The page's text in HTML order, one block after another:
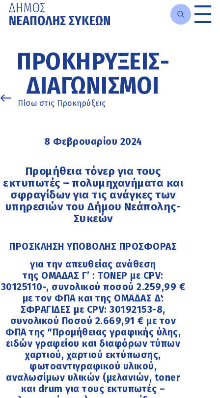
κυρίως
περιεχόμενο
ΠΡΟΚΗΡΎΞΕΙΣ-
ΔΙΑΓΩΝΙΣΜΟΊ
Πίσω στις Προκηρύξεις
8 Φεβρουαρίου 2024
Προμήθεια τόνερ για τους
εκτυπωτές – πολυμηχανήματα και
σφραγίδων για τις ανάγκες των
υπηρεσιών του Δήμου Νεάπολης-
Συκεών
ΠΡΟΣΚΛΗΣΗ ΥΠΟΒΟΛΗΣ ΠΡΟΣΦΟΡΑΣ
για την απευθείας ανάθεση
της ΟΜΑΔΑΣ Γ’ : ΤΟΝΕΡ με CPV:
30125110-, συνολικού ποσού 2.259,99 €
με τον ΦΠΑ και της ΟΜΑΔΑΣ Δ΄:
ΣΦΡΑΓΙΔΕΣ με CPV: 30192153-8,
συνολικού Ποσού 2.669,91 € με τον
ΦΠΑ της "Προμήθειας γραφικής ύλης,
ειδών γραφείου και διαφόρων τύπων
χαρτιού, χαρτιού εκτύπωσης,
φωτοαντιγραφικού υλικού,
αναλωσίμων υλικών (μελανιών, toner
και drum για τους εκτυπωτές –